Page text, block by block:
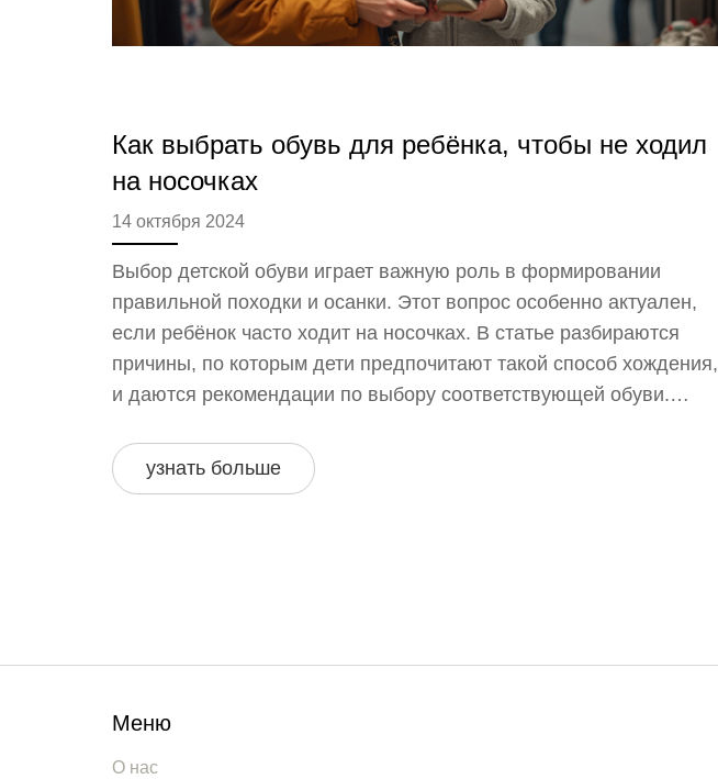
Как выбрать обувь для ребёнка, чтобы не ходил
на носочках
14 октября 2024
Выбор детской обуви играет важную роль в формировании
правильной походки и осанки. Этот вопрос особенно актуален,
если ребёнок часто ходит на носочках. В статье разбираются
причины, по которым дети предпочитают такой способ хождения,
и даются рекомендации по выбору соответствующей обуви.
поддерживающую здоровье стопы ребёнка.
узнать больше
Меню
О нас